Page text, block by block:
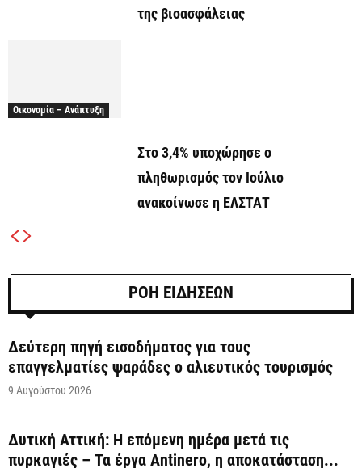
της βιοασφάλειας
Οικονομία – Ανάπτυξη
Στο 3,4% υποχώρησε ο
πληθωρισμός τον Ιούλιο
ανακοίνωσε η ΕΛΣΤΑΤ
ΡΟΗ ΕΙΔΗΣΕΩΝ
Δεύτερη πηγή εισοδήματος για τους
επαγγελματίες ψαράδες ο αλιευτικός τουρισμός
9 Αυγούστου 2026
Δυτική Αττική: Η επόμενη ημέρα μετά τις
πυρκαγιές – Τα έργα Antinero, η αποκατάσταση...